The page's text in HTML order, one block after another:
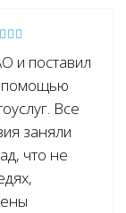
и поставил
помощью
Все
заняли
что не